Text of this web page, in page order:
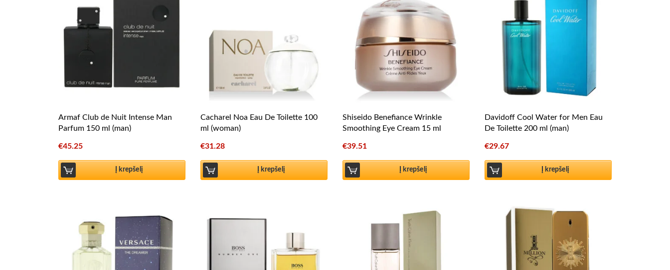
Armaf Club de Nuit Intense Man
Parfum 150 ml (man)
€45.25
Į krepšelį
Cacharel Noa Eau De Toilette 100
ml (woman)
€31.28
Į krepšelį
Shiseido Benefiance Wrinkle
Smoothing Eye Cream 15 ml
€39.51
Į krepšelį
Davidoff Cool Water for Men Eau
De Toilette 200 ml (man)
€29.67
Į krepšelį